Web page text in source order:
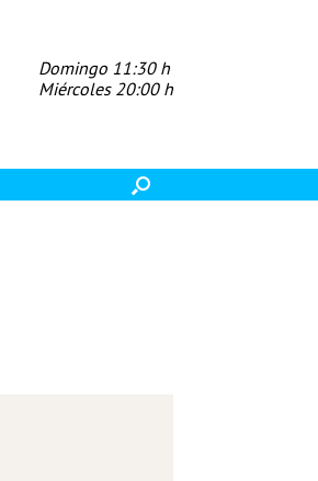
Domingo 11:30 h
Miércoles 20:00 h